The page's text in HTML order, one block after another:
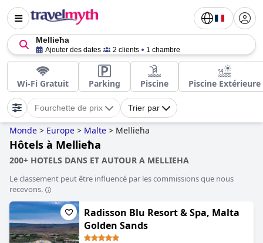
Mellieħa
Ajouter des dates 2 clients 1 chambre
Wi-Fi Gratuit Parking Piscine Piscine Extérieure
Fourchette de prix Trier par
Monde > Europe > Malte > Mellieħa
Hôtels à Mellieħa
200+ HOTELS DANS ET AUTOUR A MELLIEHA
Le classement peut être influencé par les commissions que nous
recevons.
Radisson Blu Resort & Spa, Malta
Golden Sands